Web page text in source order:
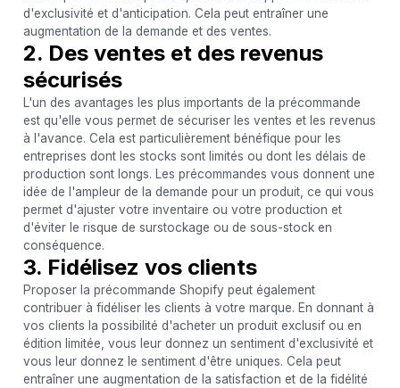
d'exclusivité et d'anticipation. Cela peut entraîner une
augmentation de la demande et des ventes.
2. Des ventes et des revenus
sécurisés
L'un des avantages les plus importants de la précommande
est qu'elle vous permet de sécuriser les ventes et les revenus
à l'avance. Cela est particulièrement bénéfique pour les
entreprises dont les stocks sont limités ou dont les délais de
production sont longs. Les précommandes vous donnent une
idée de l'ampleur de la demande pour un produit, ce qui vous
permet d'ajuster votre inventaire ou votre production et
d'éviter le risque de surstockage ou de sous-stock en
conséquence.
3. Fidélisez vos clients
Proposer la précommande Shopify peut également
contribuer à fidéliser les clients à votre marque. En donnant à
vos clients la possibilité d'acheter un produit exclusif ou en
édition limitée, vous leur donnez un sentiment d'exclusivité et
vous leur donnez le sentiment d'être uniques. Cela peut
entraîner une augmentation de la satisfaction et de la fidélité